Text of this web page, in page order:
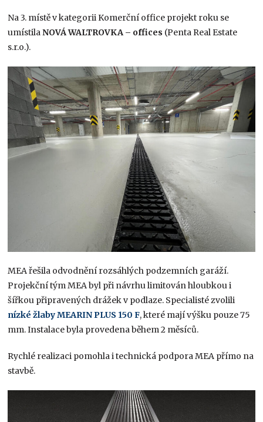
Na 3. místě v kategorii Komerční office projekt roku se
umístilaNOVÁ WALTROVKA – offices (Penta Real Estate
s.r.o.).
MEA řešila odvodnění rozsáhlých podzemních garáží.
Projekční tým MEA byl při návrhu limitován hloubkou i
šířkou připravených drážek v podlaze. Specialisté zvolili
nízké žlaby MEARIN PLUS 150 F, které mají výšku pouze 75
mm. Instalace byla provedena během 2 měsíců.
Rychlé realizaci pomohla i technická podpora MEA přímo na
stavbě.